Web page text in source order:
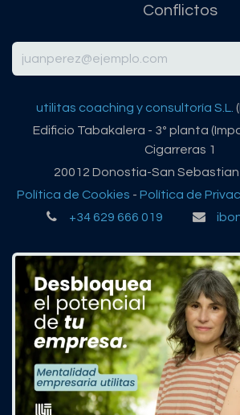
Conflictos
utilitas coaching y consultoría S.L.
Edificio Tabakalera - 3º planta
Cigarreras 1
20012 Donostia-San
Política de Cookies - Política de
+34 629 666 019